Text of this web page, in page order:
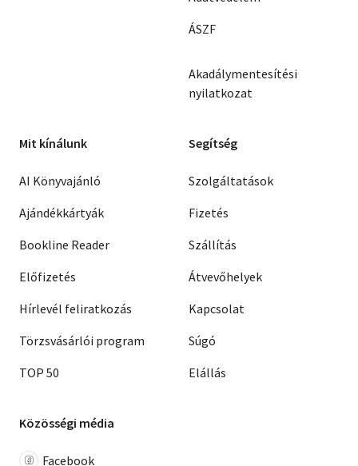
ÁSZF
Akadálymentesítési
nyilatkozat
Mit kínálunk
AI Könyvajánló
Ajándékkártyák
Bookline Reader
Előfizetés
Hírlevél feliratkozás
Törzsvásárlói program
TOP 50
Segítség
Szolgáltatások
Fizetés
Szállítás
Átvevőhelyek
Kapcsolat
Súgó
Elállás
Közösségi média
Facebook